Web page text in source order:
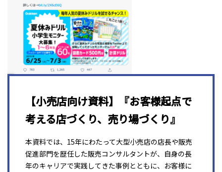
【小売店向け資料】『お客様起点で
考える店づくり、売り場づくり』
本資料では、15年にわたって大型小売店の店長や販売
促進部門を歴任した販売コンサルタントが、自身の長
年のキャリアで実践してきた事例とともに、お客様に